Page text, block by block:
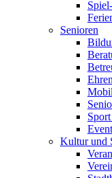
Senioren
Kultur und